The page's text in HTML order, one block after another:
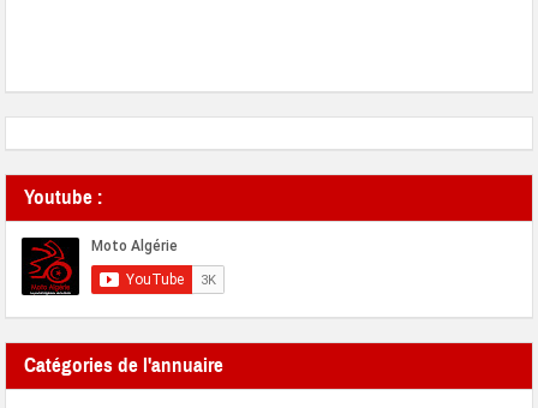
Youtube :
Catégories de l'annuaire